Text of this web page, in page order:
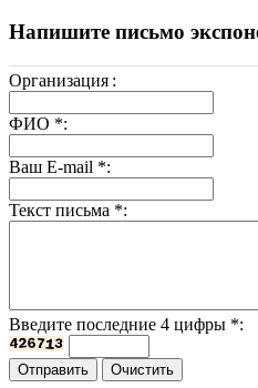
Напишите письмо
Организация :
ФИО *:
Ваш E-mail *:
Текст письма *:
Введите последние 4 цифры *: